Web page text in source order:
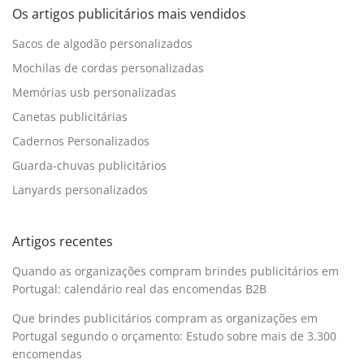
Os artigos publicitários mais vendidos
Sacos de algodão personalizados
Mochilas de cordas personalizadas
Memórias usb personalizadas
Canetas publicitárias
Cadernos Personalizados
Guarda-chuvas publicitários
Lanyards personalizados
Artigos recentes
Quando as organizações compram brindes publicitários em
Portugal: calendário real das encomendas B2B
Que brindes publicitários compram as organizações em
Portugal segundo o orçamento: Estudo sobre mais de 3.300
encomendas